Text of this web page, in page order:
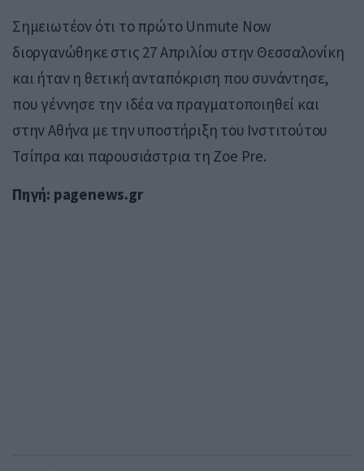
Σημειωτέον ότι το πρώτο Unmute Now
διοργανώθηκε στις 27 Απριλίου στην Θεσσαλονίκη
και ήταν η θετική ανταπόκριση που συνάντησε,
που γέννησε την ιδέα να πραγματοποιηθεί και
στην Αθήνα με την υποστήριξη του Ινστιτούτου
Τσίπρα και παρουσιάστρια τη Zoe Pre.
Πηγή: pagenews.gr